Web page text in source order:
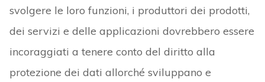
svolgere le loro funzioni, i produttori dei prodotti,
dei servizi e delle applicazioni dovrebbero essere
incoraggiati a tenere conto del diritto alla
protezione dei dati allorché sviluppano e